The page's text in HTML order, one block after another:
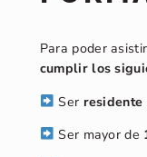
Para poder
cumplir los
Ser residente
Ser mayor de